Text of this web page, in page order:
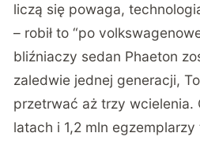
liczą się powaga,
– robił to “po
bliźniaczy sedan Phaeton
zaledwie jednej generacji,
przetrwać aż trzy wcielenia.
latach i 1,2 mln egzemplarzy